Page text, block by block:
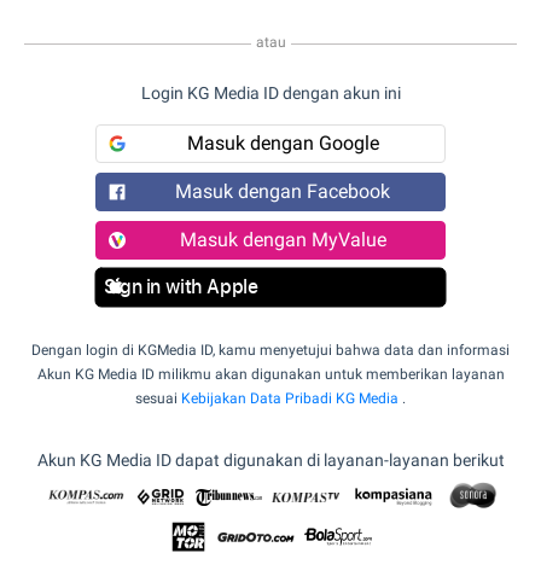
atau
Login KG Media ID dengan akun ini
Masuk dengan Google
Masuk dengan Facebook
Masuk dengan MyValue
Sign in with Apple
Dengan login di KGMedia ID, kamu menyetujui bahwa data dan informasi
Akun KG Media ID milikmu akan digunakan untuk memberikan layanan
sesuai Kebijakan Data Pribadi KG Media .
Akun KG Media ID dapat digunakan di layanan-layanan berikut